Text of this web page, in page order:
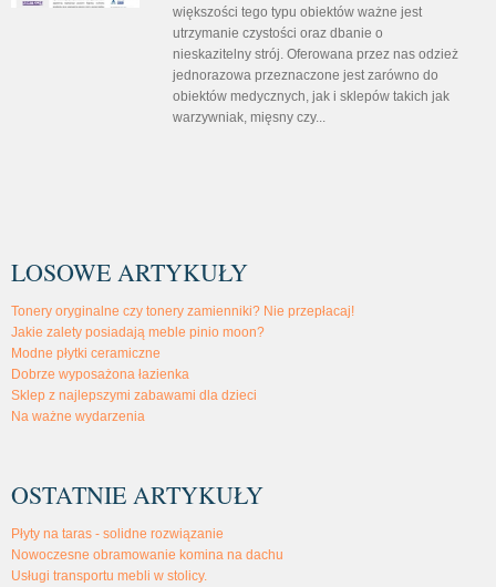
większości tego typu obiektów ważne jest
utrzymanie czystości oraz dbanie o
nieskazitelny strój. Oferowana przez nas odzież
jednorazowa przeznaczone jest zarówno do
obiektów medycznych, jak i sklepów takich jak
warzywniak, mięsny czy...
LOSOWE ARTYKUŁY
Tonery oryginalne czy tonery zamienniki? Nie przepłacaj!
Jakie zalety posiadają meble pinio moon?
Modne płytki ceramiczne
Dobrze wyposażona łazienka
Sklep z najlepszymi zabawami dla dzieci
Na ważne wydarzenia
OSTATNIE ARTYKUŁY
Płyty na taras - solidne rozwiązanie
Nowoczesne obramowanie komina na dachu
Usługi transportu mebli w stolicy.